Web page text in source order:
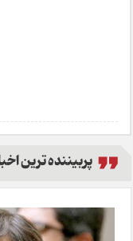
پربیننده ترین